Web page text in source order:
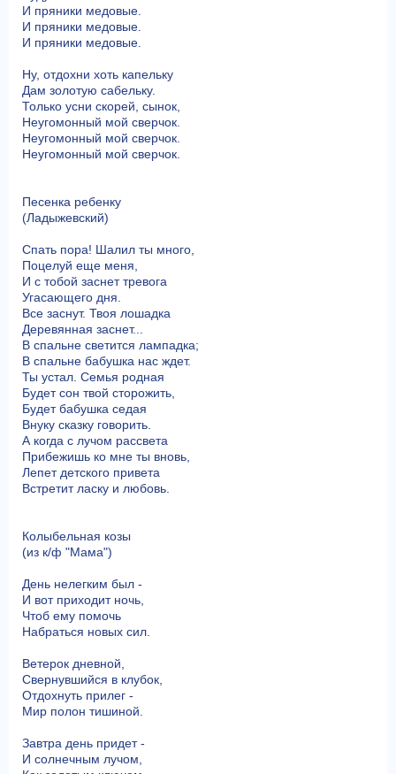
И пряники медовые.
И пряники медовые.
И пряники медовые.
Ну, отдохни хоть капельку
Дам золотую сабельку.
Только усни скорей, сынок,
Неугомонный мой сверчок.
Неугомонный мой сверчок.
Неугомонный мой сверчок.
Песенка ребенку
(Ладыжевский)
Спать пора! Шалил ты много,
Поцелуй еще меня,
И с тобой заснет тревога
Угасающего дня.
Все заснут. Твоя лошадка
Деревянная заснет...
В спальне светится лампадка;
В спальне бабушка нас ждет.
Ты устал. Семья родная
Будет сон твой сторожить,
Будет бабушка седая
Внуку сказку говорить.
А когда с лучом рассвета
Прибежишь ко мне ты вновь,
Лепет детского привета
Встретит ласку и любовь.
Колыбельная козы
(из к/ф "Мама")
День нелегким был -
И вот приходит ночь,
Чтоб ему помочь
Набраться новых сил.
Ветерок дневной,
Свернувшийся в клубок,
Отдохнуть прилег -
Мир полон тишиной.
Завтра день придет -
И солнечным лучом,